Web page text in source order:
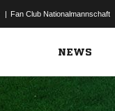
| Fan Club Nationalmannschaft
NEWS